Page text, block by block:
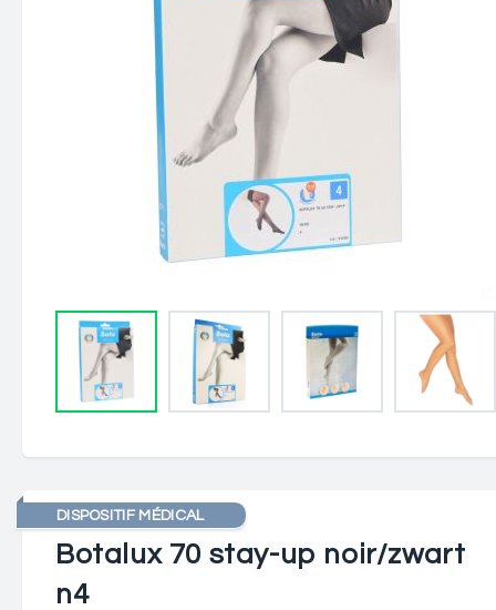
DISPOSITIF MÉDICAL
Botalux 70 stay-up noir/zwart
n4